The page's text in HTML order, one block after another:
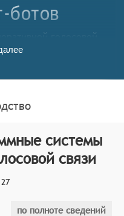
ботов
голосовой
Voice Communication
предназначенные для
критерии
иметь следующие
системы
связи
27
по полноте сведений